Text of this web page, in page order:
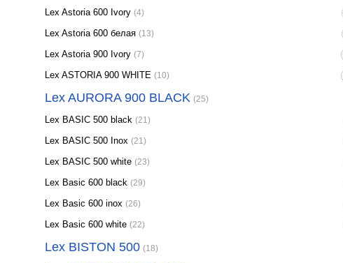
Lex Astoria 600 Ivory (4)
Lex Astoria 600 белая (13)
Lex Astoria 900 Ivory (7)
Lex ASTORIA 900 WHITE (10)
Lex AURORA 900 BLACK (25)
Lex BASIC 500 black (21)
Lex BASIC 500 Inox (21)
Lex BASIC 500 white (23)
Lex Basic 600 black (29)
Lex Basic 600 inox (26)
Lex Basic 600 white (22)
Lex BISTON 500 (18)